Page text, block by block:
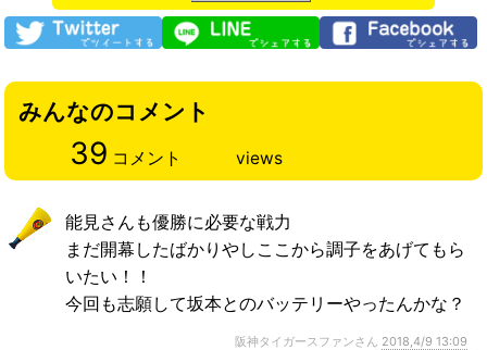
みんなのコメント
39 コメント views
能見さんも優勝に必要な戦力
まだ開幕したばかりやしここから調子をあげてもら
いたい！！
今回も志願して坂本とのバッテリーやったんかな？
阪神タイガースファンさん 2018,4/9 13:09